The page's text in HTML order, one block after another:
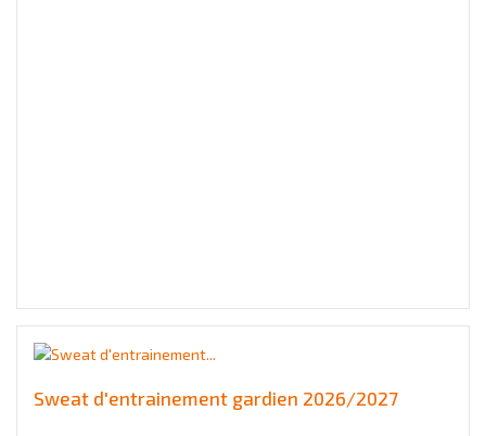
Sweat d'entrainement gardien 2026/2027